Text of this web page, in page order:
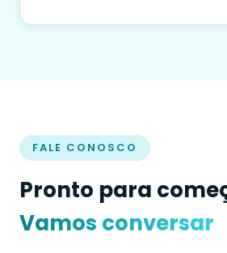
FALE CONOSCO
Pronto para
Vamos conversar